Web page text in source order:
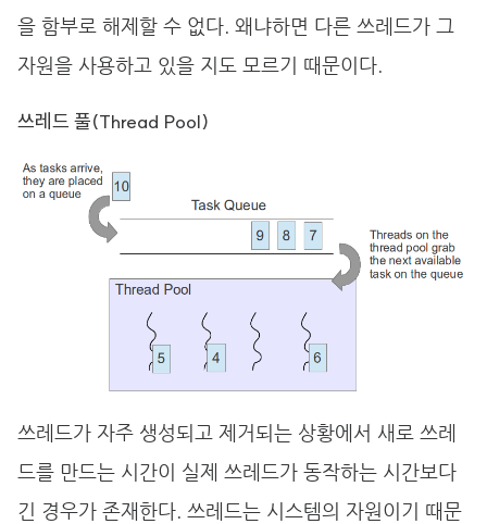
을 함부로 해제할 수 없다. 왜냐하면 다른 쓰레드가 그
자원을 사용하고 있을 지도 모르기 때문이다.
쓰레드 풀(Thread Pool)
쓰레드가 자주 생성되고 제거되는 상황에서 새로 쓰레
드를 만드는 시간이 실제 쓰레드가 동작하는 시간보다
긴 경우가 존재한다. 쓰레드는 시스템의 자원이기 때문